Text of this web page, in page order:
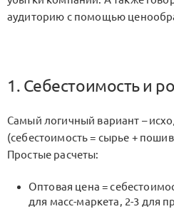
аудиторию с помощью
1. Себестоимость и
Самый логичный вариант –
(себестоимость = сырье +
Простые расчеты:
Оптовая цена =
для масс-маркета, 2-3 для